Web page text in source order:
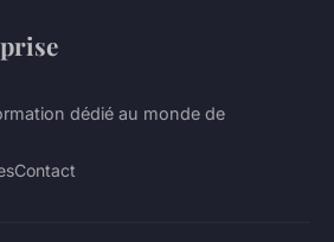
dédié au monde de
Contact